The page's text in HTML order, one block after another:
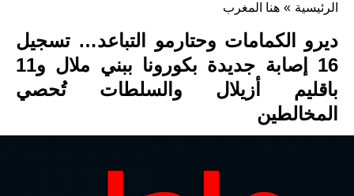
الرئيسية » هنا المغرب
ديرو الكمامات وحتارمو التباعد… تسجيل
16 إصابة جديدة بكورونا ببني ملال و11
باقليم أزيلال والسلطات تُحصي
المخالطين